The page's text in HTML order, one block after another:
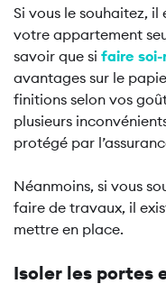
Si vous le souhaitez, il
votre appartement
savoir que si faire soi-
avantages sur le
finitions selon vos
plusieurs
protégé par
Néanmoins, si vous
faire de travaux, il
mettre en place.
Isoler les portes